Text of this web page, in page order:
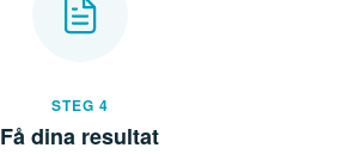
STEG 4
Få dina resultat